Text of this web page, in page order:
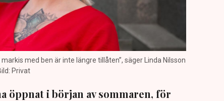
med ben är inte längre tillåten”, säger Linda Nilsson
Privat
öppnat i början av sommaren, för